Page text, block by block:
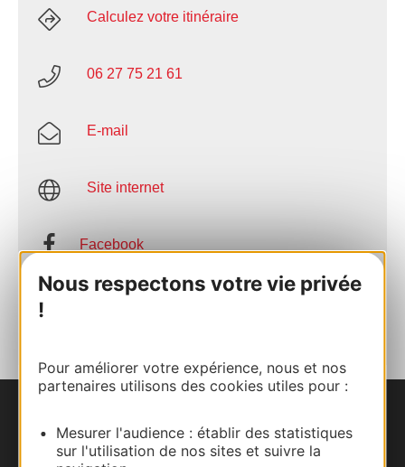
Nous respectons votre vie privée
!
Pour améliorer votre expérience, nous et nos
partenaires utilisons des cookies utiles pour :
Mesurer l'audience : établir des statistiques
sur l'utilisation de nos sites et suivre la
Calculez votre itinéraire
06 27 75 21 61
E-mail
Site internet
Facebook
AJOUTER
Nous contacter